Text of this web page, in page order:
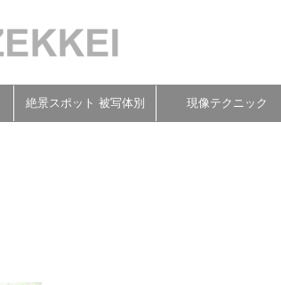
絶景スポット 被写体別 現像テクニック